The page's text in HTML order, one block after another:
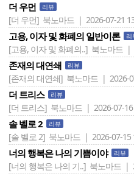
더 우먼 리뷰
[더 우먼] 북노마드 | 2026-07-21
고용, 이자 및 화폐의 일반이론 리
[고용, 이자 및 화폐의..] 북노마드 |
존재의 대연쇄 리뷰
[존재의 대연쇄] 북노마드 | 2026-
더 트리스 리뷰
[더 트리스] 북노마드 | 2026-07-16
솔 벨로 2 리뷰
[솔 벨로 2] 북노마드 | 2026-07-15
너의 행복은 나의 기쁨이야 리뷰
[너의 행복은 나의 기..] 북노마드 |